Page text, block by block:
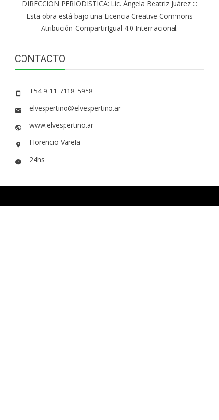
DIRECCION PERIODISTICA: Lic. Ángela Beatriz Juárez :::
Esta obra está bajo una Licencia Creative Commons
Atribución-CompartirIgual 4.0 Internacional.
CONTACTO
+54 9 11 7118-5958
elvespertino@elvespertino.ar
www.elvespertino.ar
Florencio Varela
24hs